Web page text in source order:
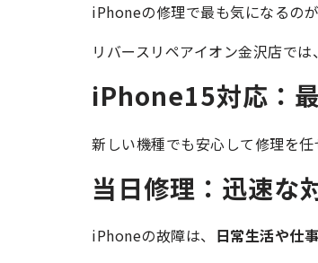
iPhoneの修理で最も気になるのが
リバースリペアイオン金沢店で
iPhone15対応：
新しい機種でも安心して修理を任
当日修理：迅速な
iPhoneの故障は、 日常生活や仕